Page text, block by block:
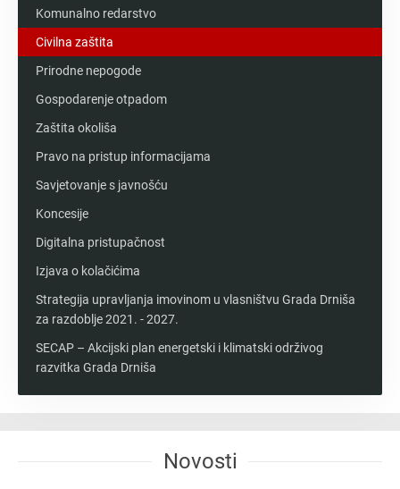
Komunalno redarstvo
Civilna zaštita
Prirodne nepogode
Gospodarenje otpadom
Zaštita okoliša
Pravo na pristup informacijama
Savjetovanje s javnošću
Koncesije
Digitalna pristupačnost
Izjava o kolačićima
Strategija upravljanja imovinom u vlasništvu Grada Drniša
za razdoblje 2021. - 2027.
SECAP – Akcijski plan energetski i klimatski održivog
razvitka Grada Drniša
Novosti